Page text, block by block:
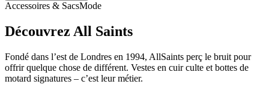
Accessoires & SacsMode
Découvrez All Saints
Fondé dans l’est de Londres en 1994, AllSaints perç le bruit pour
offrir quelque chose de différent. Vestes en cuir culte et bottes de
motard signatures – c’est leur métier.